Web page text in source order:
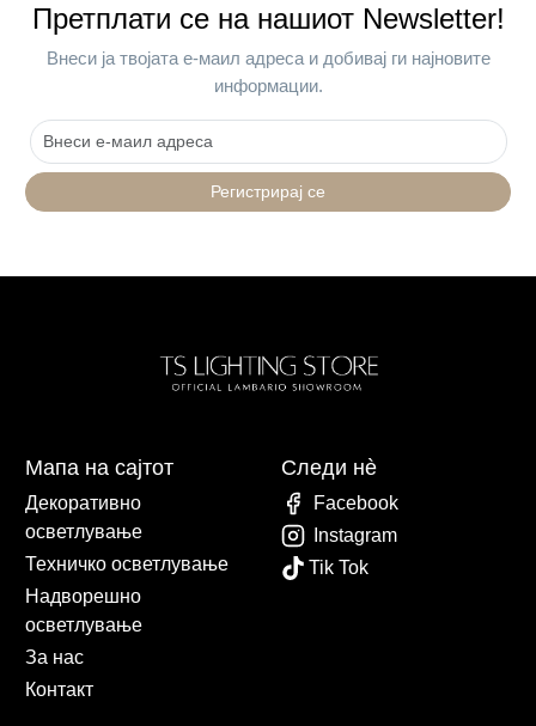
Претплати се на нашиот Newsletter!
Внеси ја твојата е-маил адреса и добивај ги најновите
информации.
Регистрирај се
Мапа на сајтот
Декоративно
осветлување
Техничко осветлување
Надворешно
осветлување
За нас
Контакт
Следи нè
Facebook
Instagram
Tik Tok